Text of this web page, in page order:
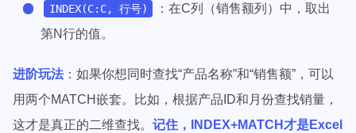
INDEX(C:C, 行号)
：在C列（销售额列）中，取出
第N行的值。
进阶玩法 ：如果你想同时查找“产品名称”和“销售额”，可以
用两个MATCH嵌套。比如，根据产品ID和月份查找销量，
这才是真正的二维查找。 记住，INDEX+MATCH才是Excel